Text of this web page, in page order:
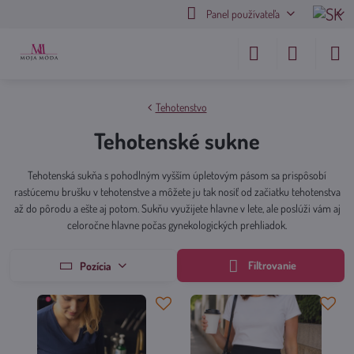
Panel používateľa
Tehotenstvo
Tehotenské sukne
Tehotenská sukňa s pohodlným vyšším úpletovým pásom sa prispôsobí
rastúcemu brušku v tehotenstve a môžete ju tak nosiť od začiatku tehotenstva
až do pôrodu a ešte aj potom. Sukňu využijete hlavne v lete, ale poslúži vám aj
celoročne hlavne počas gynekologických prehliadok.
Pozícia Filtrovanie